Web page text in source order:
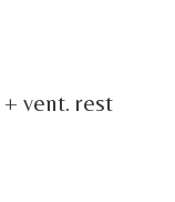
vent. rest